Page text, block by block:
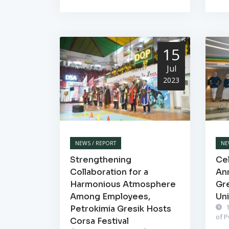
15
Jul
2023
NEWS / REPORT
Strengthening
Collaboration for a
Harmonious Atmosphere
Among Employees,
Petrokimia Gresik Hosts
Corsa Festival
of